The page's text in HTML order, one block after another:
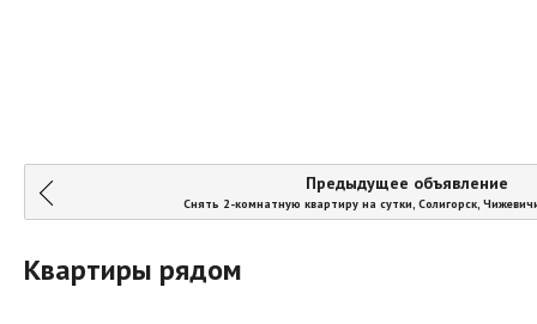
Предыдущее объявление
Снять 2-комнатную квартиру на сутки, Солигорск,
Квартиры рядом